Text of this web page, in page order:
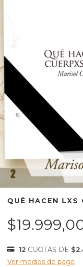
QUÉ HACEN LXS
12 CUOTAS DE
Ver medios de pago